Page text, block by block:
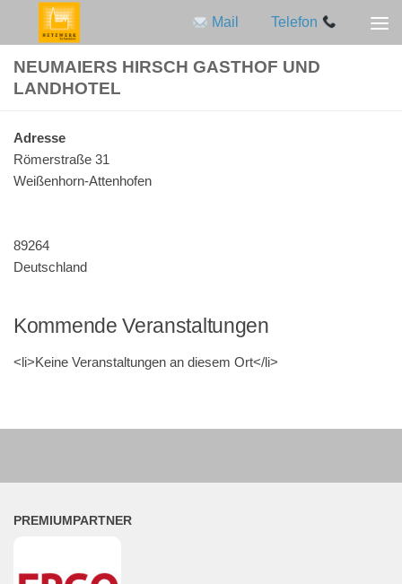
Zum Inhalt springen Mail Telefon
NEUMAIERS HIRSCH GASTHOF UND
LANDHOTEL
Adres­se
Römer­stra­ße 31
Weißenhorn-Attenhofen
89264
Deutschland
Kommende Veranstaltungen
<li>Keine Ver­an­stal­tun­gen an die­sem Ort</li>
PREMIUMPARTNER